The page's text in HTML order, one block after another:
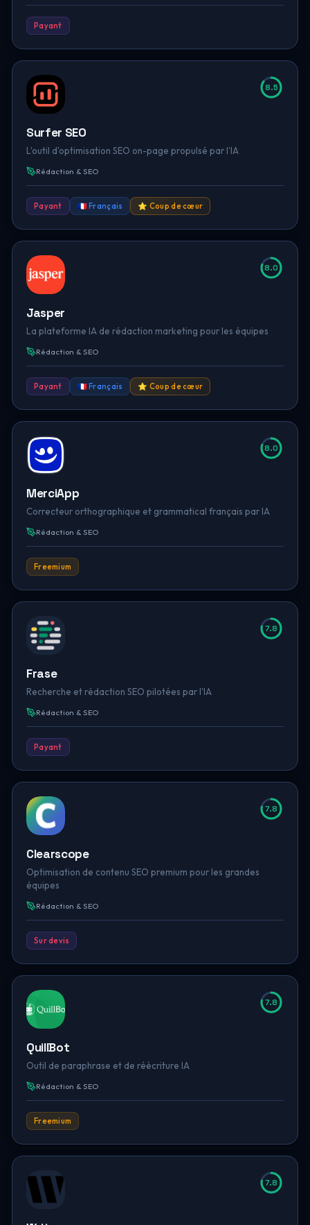
Payant
8.5
Surfer SEO
L'outil d'optimisation SEO on-page propulsé par l'IA
Rédaction & SEO
Payant 🇫🇷 Français ⭐ Coup de cœur
8.0
Jasper
La plateforme IA de rédaction marketing pour les équipes
Rédaction & SEO
Payant 🇫🇷 Français ⭐ Coup de cœur
8.0
MerciApp
Correcteur orthographique et grammatical français par IA
Rédaction & SEO
Freemium
7.8
Frase
Recherche et rédaction SEO pilotées par l'IA
Rédaction & SEO
Payant
7.8
Clearscope
Optimisation de contenu SEO premium pour les grandes
équipes
Rédaction & SEO
Sur devis
7.8
QuillBot
Outil de paraphrase et de réécriture IA
Rédaction & SEO
Freemium
7.8